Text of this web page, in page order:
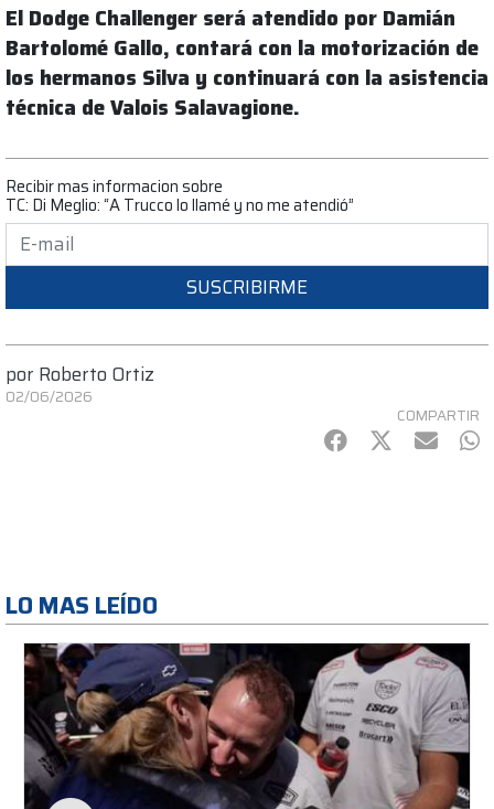
El Dodge Challenger será atendido por Damián
Bartolomé Gallo, contará con la motorización de
los hermanos Silva y continuará con la asistencia
técnica de Valois Salavagione.
Recibir mas informacion sobre
TC: Di Meglio: “A Trucco lo llamé y no me atendió”
SUSCRIBIRME
por Roberto Ortiz
02/06/2026
COMPARTIR
Facebook
Twitter
mail
LO MAS LEÍDO